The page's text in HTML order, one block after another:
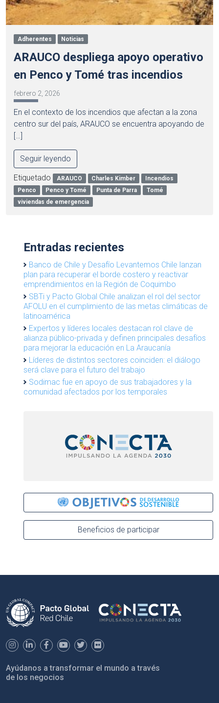
Adherentes Noticias
ARAUCO despliega apoyo operativo
en Penco y Tomé tras incendios
febrero 2, 2026
En el contexto de los incendios que afectan a la zona
centro sur del país, ARAUCO se encuentra apoyando de
[…]
Seguir leyendo
Etiquetado ARAUCO Charles Kimber
Incendios
Penco
Penco y Tomé Punta de Parra
Tomé
viviendas de emergencia
Entradas recientes
Banco de Chile y Desafío Levantemos Chile lanzan
plan para recuperar el borde costero y reactivar
emprendimientos en la Región de Coquimbo
SBTi y Pacto Global Chile analizan el rol del sector
AFOLU en el cumplimiento de las metas climáticas de
latinoamérica
Expertos y líderes locales destacan rol clave de
alianza público-privada y definen principales desafíos
para mejorar la educación en La Araucanía
Líderes de distintos sectores coinciden: el diálogo
será clave para el futuro del trabajo
Sodimac fue en apoyo de sus trabajadores y la
comunidad afectados por los temporales
Beneficios de participar
Ayúdanos a transformar el mundo a través
de los negocios